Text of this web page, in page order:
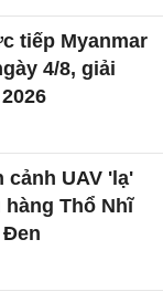
tiếp Myanmar
4/8, giải
cảnh UAV 'lạ'
Thổ Nhĩ